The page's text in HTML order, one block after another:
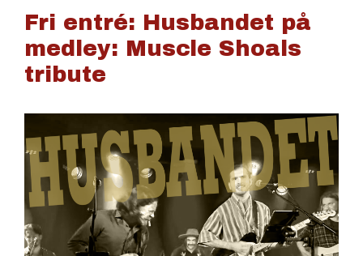
Fri entré: Husbandet på
medley: Muscle Shoals
tribute